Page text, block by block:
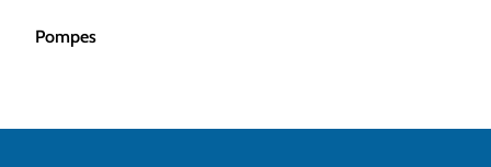
Pompes